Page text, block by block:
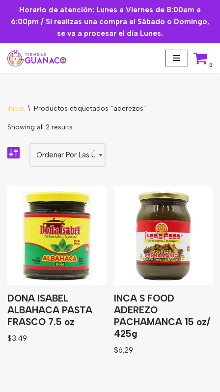
Saltar
contenido
Horario de atención: Lunes a Viernes de 8:00am a
6:00pm / Si realizas una compra el Sábado o Domingo,
se va a procesar el día Lunes.
0
Mascarilla facial
Básicos de Cocina
Granos
Harinas
Edulcorante
Enlatados
Sopas
Atoles
Inicio \ Productos etiquetados “aderezos”
Showing all 2 results
DONA ISABEL
ALBAHACA PASTA
FRASCO 7.5 oz
$3.49
INCA S FOOD
ADEREZO
PACHAMANCA 15 oz/
425g
$6.29